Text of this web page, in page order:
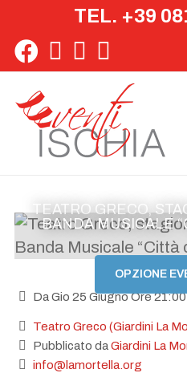
TEL. +39
TEATRO GRECO,
BANDA MUSICALE
OPZIONE
Da Gio 25 Giugno Ore
Teatro Greco (Giardini La
Pubblicato daGiardini La
info@lamortella.org